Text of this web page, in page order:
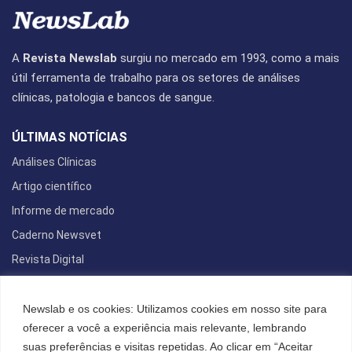
Newslab e os cookies: Utilizamos cookies em nosso site para
oferecer a você a experiência mais relevante, lembrando
suas preferências e visitas repetidas. Ao clicar em “Aceitar
A Revista Newslab surgiu no mercado em 1993, como a mais
útil ferramenta de trabalho para os setores de análises
clínicas, patologia e bancos de sangue.
ÚLTIMAS NOTÍCIAS
Análises Clínicas
Artigo científico
Informe de mercado
Caderno Newsvet
Revista Digital